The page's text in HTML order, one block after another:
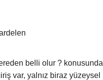
belli olur ? konusunda
var, yalnız biraz yüzeysel